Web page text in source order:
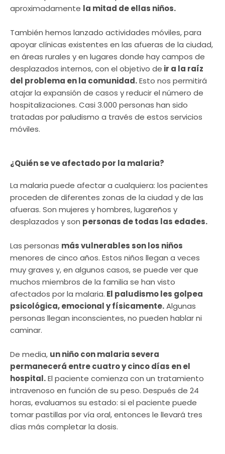
aproximadamente la mitad de ellas niños.
También hemos lanzado actividades móviles, para
apoyar clínicas existentes en las afueras de la ciudad,
en áreas rurales y en lugares donde hay campos de
desplazados internos, con el objetivo de ir a la raíz
del problema en la comunidad.Esto nos permitirá
atajar la expansión de casos y reducir el número de
hospitalizaciones. Casi 3.000 personas han sido
tratadas por paludismo a través de estos servicios
móviles.
¿Quién se ve afectado por la malaria?
La malaria puede afectar a cualquiera: los pacientes
proceden de diferentes zonas de la ciudad y de las
afueras. Son mujeres y hombres, lugareños y
desplazados y son personas de todas las edades.
Las personas más vulnerables son los niños
menores de cinco años. Estos niños llegan a veces
muy graves y, en algunos casos, se puede ver que
muchos miembros de la familia se han visto
afectados por la malaria. El paludismo les golpea
psicológica, emocional y físicamente.Algunas
personas llegan inconscientes, no pueden hablar ni
caminar.
De media, un niño con malaria severa
permanecerá entre cuatro y cinco días en el
hospital.El paciente comienza con un tratamiento
intravenoso en función de su peso. Después de 24
horas, evaluamos su estado: si el paciente puede
tomar pastillas por vía oral, entonces le llevará tres
días más completar la dosis.